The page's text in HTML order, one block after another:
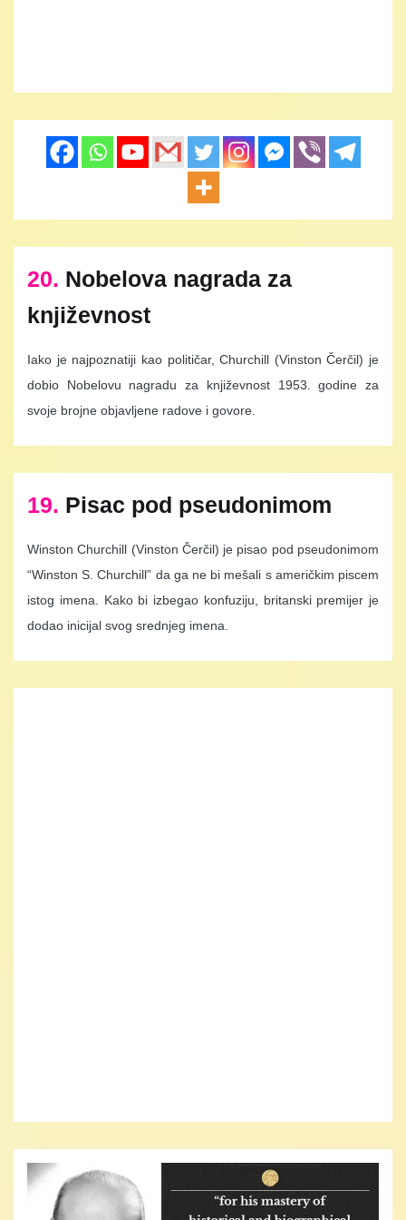
20. Nobelova nagrada za
književnost
Iako je najpoznatiji kao političar, Churchill (Vinston Čerčil) je
dobio Nobelovu nagradu za književnost 1953. godine za
svoje brojne objavljene radove i govore.
19. Pisac pod pseudonimom
Winston Churchill (Vinston Čerčil) je pisao pod pseudonimom
“Winston S. Churchill” da ga ne bi mešali s američkim piscem
istog imena. Kako bi izbegao konfuziju, britanski premijer je
dodao inicijal svog srednjeg imena.